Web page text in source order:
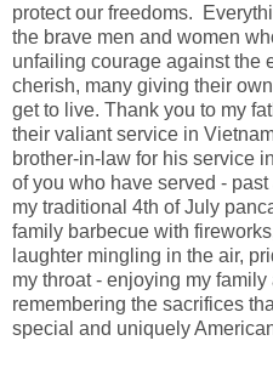
protect our freedoms.
the brave men and women
unfailing courage against the
cherish, many giving their
get to live. Thank you to my
their valiant service in
brother-in-law for his service
of you who have served -
my traditional 4th of July
family barbecue with
laughter mingling in the air,
my throat - enjoying my
remembering the sacrifices
special and uniquely